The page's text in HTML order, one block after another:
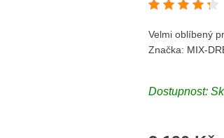
Velmi oblíbený
Značka: MIX-
Dostupnost: